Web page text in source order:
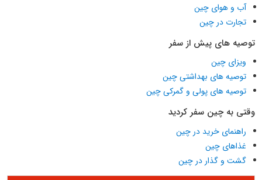
آب و هوای چین
تجارت در چین
توصیه های پیش از سفر
ویزای چین
توصیه های بهداشتی چین
توصیه های پولی و گمرکی چین
وقتی به چین سفر کردید
راهنمای خرید در چین
غذاهای چین
گشت و گذار در چین